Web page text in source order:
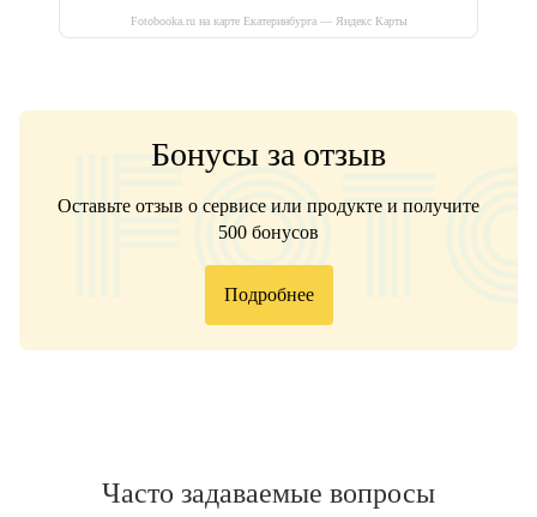
Fotobooka.ru на карте Екатеринбурга — Яндекс Карты
Бонусы за отзыв
Оставьте отзыв о сервисе или продукте и получите
500 бонусов
Подробнее
Часто задаваемые вопросы